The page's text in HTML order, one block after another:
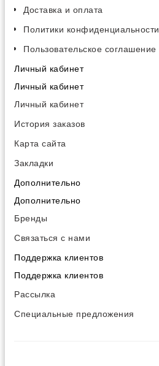
Доставка и оплата
Политики конфиденциальности
Пользовательское соглашение
Личный кабинет
Личный кабинет
Личный кабинет
История заказов
Карта сайта
Закладки
Дополнительно
Дополнительно
Бренды
Связаться с нами
Поддержка клиентов
Поддержка клиентов
Рассылка
Специальные предложения